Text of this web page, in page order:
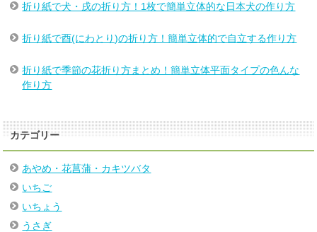
折り紙で犬・戌の折り方！1枚で簡単立体的な日本犬の作り方
折り紙で酉(にわとり)の折り方！簡単立体的で自立する作り方
折り紙で季節の花折り方まとめ！簡単立体平面タイプの色んな
作り方
カテゴリー
あやめ・花菖蒲・カキツバタ
いちご
いちょう
うさぎ